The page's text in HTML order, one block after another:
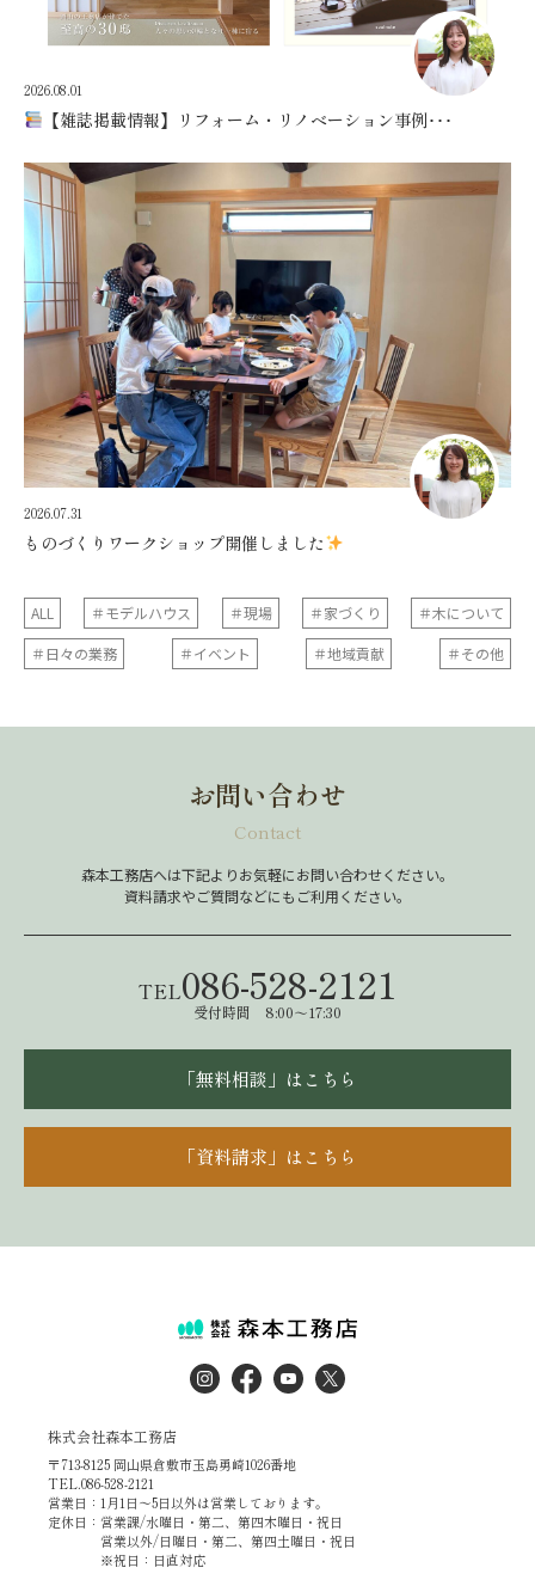
2026.08.01
【雑誌掲載情報】リフォーム・リノベーション事例･･･
2026.07.31
ものづくりワークショップ開催しました
ALL ＃モデルハウス ＃現場 ＃家づくり
＃木について
＃日々の業務
＃イベント ＃地域貢献 ＃その他
お問い合わせ
Contact
森本工務店へは下記よりお気軽にお問い合わせください。
資料請求やご質問などにもご利用ください。
TEL086-528-2121
受付時間 8:00～17:30
「無料相談」はこちら
「資料請求」はこちら
株式会社森本工務店
〒713-8125 岡山県倉敷市玉島勇崎1026番地
TEL.086-528-2121
営業日：1月1日～5日以外は営業しております。
定休日：営業課/水曜日・第二、第四木曜日・祝日
営業以外/日曜日・第二、第四土曜日・祝日
※祝日：日直対応